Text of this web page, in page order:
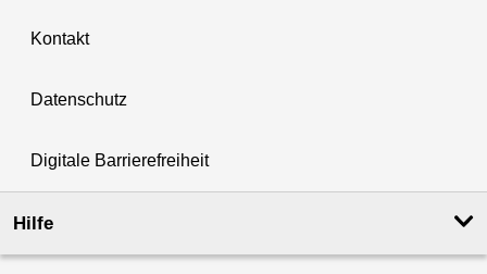
Kontakt
Datenschutz
Digitale Barrierefreiheit
Hilfe